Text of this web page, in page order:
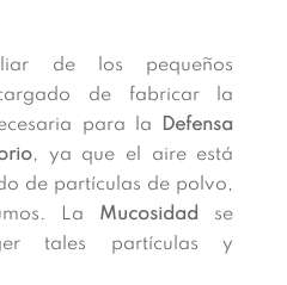
de los pequeños
de fabricar la
para la Defensa
, ya que el aire está
de partículas de polvo,
La Mucosidad
se
tales partículas y